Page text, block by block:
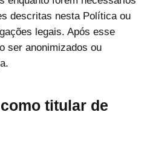
descritas nesta Política ou
legais. Após esse
ser anonimizados ou
titular de